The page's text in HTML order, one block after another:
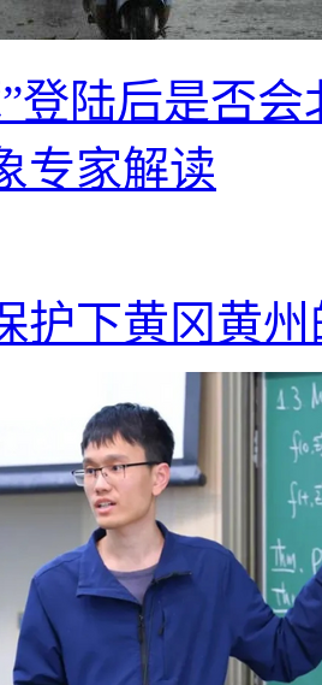
登陆后是否
专家解读
护下黄冈黄